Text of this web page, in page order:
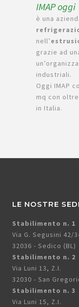
IMAP oggi
è una
nell’
grazie ad
industriali.
Oggi IMAP
mq con
in Italia.
LE NOSTRE SEDI
Stabilimento n. 1
Via G. Segusini 42/
32036 - Sedico (BL)
Stabilimento n. 2
Via Luni 13, Z.I.
32030 - San
Stabilimento n. 3
Via Luni 15, Z.I.